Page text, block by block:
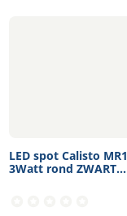
LED spot Calisto
3Watt rond ZWART...